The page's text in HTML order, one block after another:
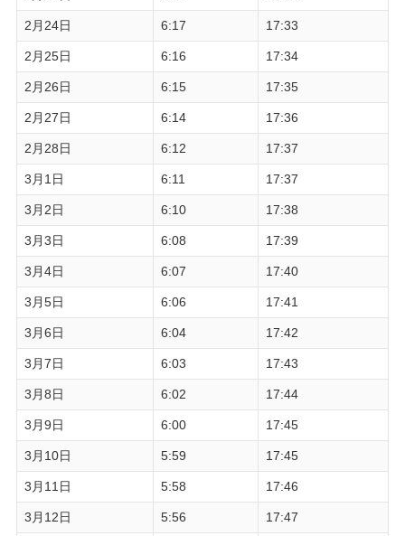
2月24日 6:17 17:33
2月25日 6:16 17:34
2月26日 6:15 17:35
2月27日 6:14 17:36
2月28日 6:12 17:37
3月1日 6:11 17:37
3月2日 6:10 17:38
3月3日 6:08 17:39
3月4日 6:07 17:40
3月5日 6:06 17:41
3月6日 6:04 17:42
3月7日 6:03 17:43
3月8日 6:02 17:44
3月9日 6:00 17:45
3月10日 5:59 17:45
3月11日 5:58 17:46
3月12日 5:56 17:47